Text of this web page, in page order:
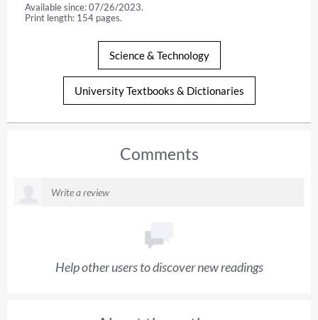
Available since: 07/26/2023.
Print length: 154 pages.
Science & Technology
University Textbooks & Dictionaries
Comments
Help other users to discover new readings